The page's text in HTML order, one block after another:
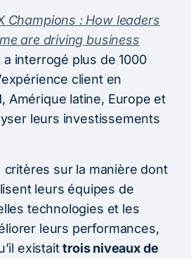
Champions : How leaders
are driving business
a interrogé plus de 1000
client en
Amérique latine, Europe et
leurs investissements
sur la manière dont
leurs équipes de
technologies et les
leurs performances,
existaittrois niveaux de